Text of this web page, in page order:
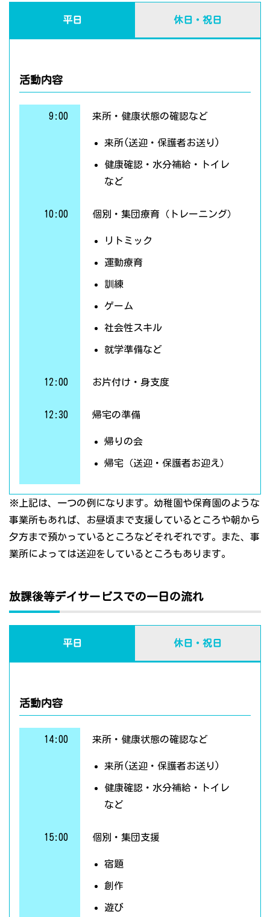
平日 休日・祝日
活動内容
9:00 来所・健康状態の確認など
来所(送迎・保護者お送り)
健康確認・水分補給・トイレ
など
10:00 個別・集団療育（トレーニング）
リトミック
運動療育
訓練
ゲーム
社会性スキル
就学準備など
12:00 お片付け・身支度
12:30 帰宅の準備
帰りの会
帰宅（送迎・保護者お迎え）
※上記は、一つの例になります。幼稚園や保育園のような
事業所もあれば、お昼頃まで支援しているところや朝から
夕方まで預かっているところなどそれぞれです。また、事
業所によっては送迎をしているところもあります。
放課後等デイサービスでの一日の流れ
平日 休日・祝日
活動内容
14:00 来所・健康状態の確認など
来所(送迎・保護者お送り)
健康確認・水分補給・トイレ
など
15:00 個別・集団支援
宿題
創作
遊び